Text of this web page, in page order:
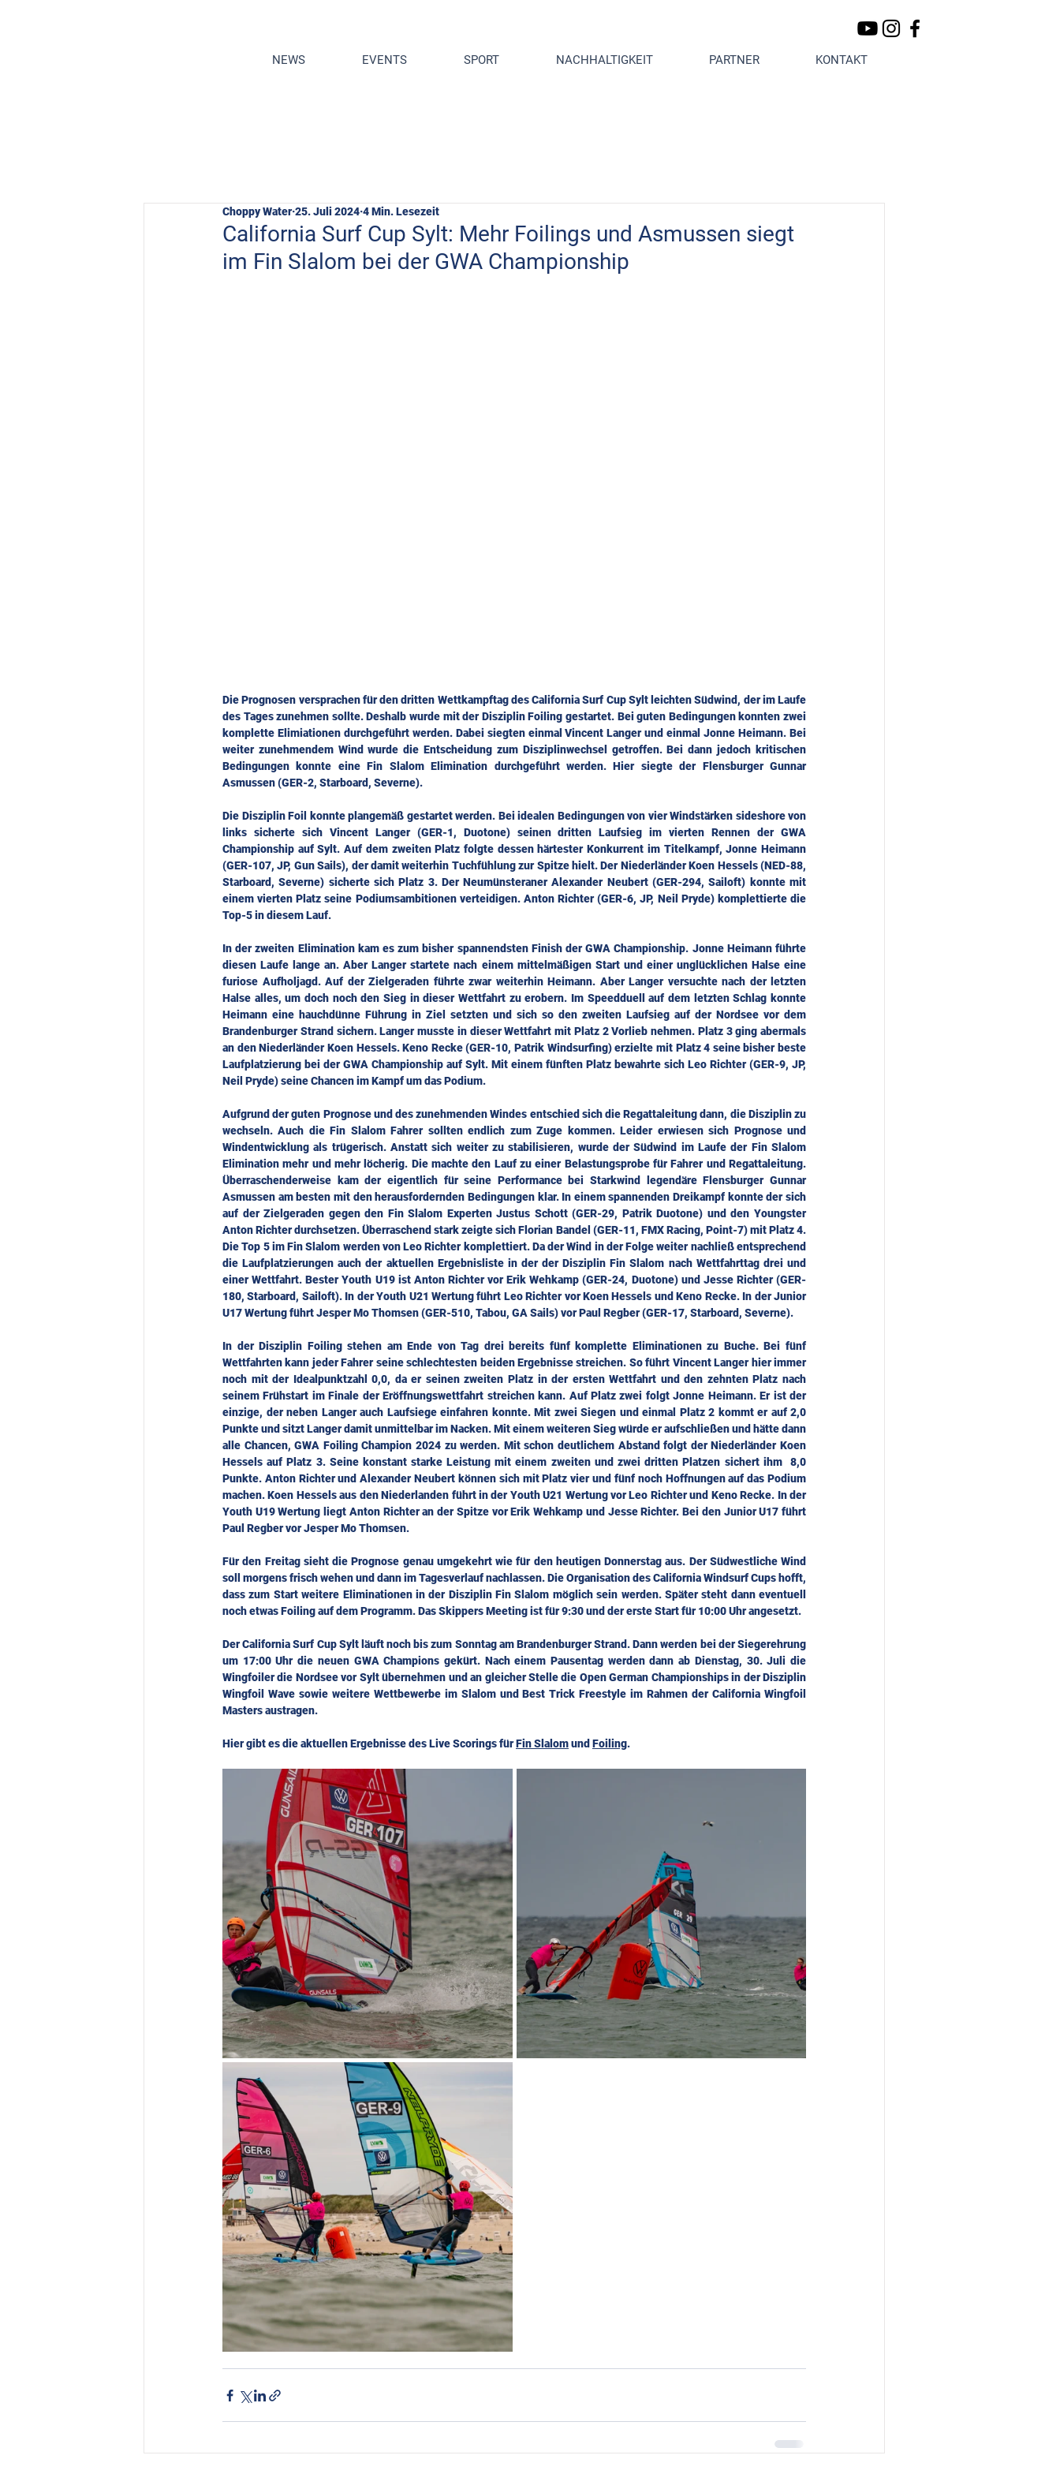
NEWS EVENTS SPORT NACHHALTIGKEIT PARTNER KONTAKT
California Surf Cup Sylt: Mehr Foilings und Asmussen siegt
im Fin Slalom bei der GWA Championship
Choppy Water 25. Juli 2024 4 Min. Lesezeit
Die Prognosen versprachen für den dritten Wettkampftag des California Surf Cup Sylt leichten Südwind, der im Laufe
des Tages zunehmen sollte. Deshalb wurde mit der Disziplin Foiling gestartet. Bei guten Bedingungen konnten zwei
komplette Elimiationen durchgeführt werden. Dabei siegten einmal Vincent Langer und einmal Jonne Heimann. Bei
weiter zunehmendem Wind wurde die Entscheidung zum Disziplinwechsel getroffen. Bei dann jedoch kritischen
Bedingungen konnte eine Fin Slalom Elimination durchgeführt werden. Hier siegte der Flensburger Gunnar
Asmussen (GER-2, Starboard, Severne).
Die Disziplin Foil konnte plangemäß gestartet werden. Bei idealen Bedingungen von vier Windstärken sideshore von
links sicherte sich Vincent Langer (GER-1, Duotone) seinen dritten Laufsieg im vierten Rennen der GWA
Championship auf Sylt. Auf dem zweiten Platz folgte dessen härtester Konkurrent im Titelkampf, Jonne Heimann
(GER-107, JP, Gun Sails), der damit weiterhin Tuchfühlung zur Spitze hielt. Der Niederländer Koen Hessels (NED-88,
Starboard, Severne) sicherte sich Platz 3. Der Neumünsteraner Alexander Neubert (GER-294, Sailoft) konnte mit
einem vierten Platz seine Podiumsambitionen verteidigen. Anton Richter (GER-6, JP, Neil Pryde) komplettierte die
Top-5 in diesem Lauf.
In der zweiten Elimination kam es zum bisher spannendsten Finish der GWA Championship. Jonne Heimann führte
diesen Laufe lange an. Aber Langer startete nach einem mittelmäßigen Start und einer unglücklichen Halse eine
furiose Aufholjagd. Auf der Zielgeraden führte zwar weiterhin Heimann. Aber Langer versuchte nach der letzten
Halse alles, um doch noch den Sieg in dieser Wettfahrt zu erobern. Im Speedduell auf dem letzten Schlag konnte
Heimann eine hauchdünne Führung in Ziel setzten und sich so den zweiten Laufsieg auf der Nordsee vor dem
Brandenburger Strand sichern. Langer musste in dieser Wettfahrt mit Platz 2 Vorlieb nehmen. Platz 3 ging abermals
an den Niederländer Koen Hessels. Keno Recke (GER-10, Patrik Windsurfing) erzielte mit Platz 4 seine bisher beste
Laufplatzierung bei der GWA Championship auf Sylt. Mit einem fünften Platz bewahrte sich Leo Richter (GER-9, JP,
Neil Pryde) seine Chancen im Kampf um das Podium.
Aufgrund der guten Prognose und des zunehmenden Windes entschied sich die Regattaleitung dann, die Disziplin zu
wechseln. Auch die Fin Slalom Fahrer sollten endlich zum Zuge kommen. Leider erwiesen sich Prognose und
Windentwicklung als trügerisch. Anstatt sich weiter zu stabilisieren, wurde der Südwind im Laufe der Fin Slalom
Elimination mehr und mehr löcherig. Die machte den Lauf zu einer Belastungsprobe für Fahrer und Regattaleitung.
Überraschenderweise kam der eigentlich für seine Performance bei Starkwind legendäre Flensburger Gunnar
Asmussen am besten mit den herausfordernden Bedingungen klar. In einem spannenden Dreikampf konnte der sich
auf der Zielgeraden gegen den Fin Slalom Experten Justus Schott (GER-29, Patrik Duotone) und den Youngster
Anton Richter durchsetzen. Überraschend stark zeigte sich Florian Bandel (GER-11, FMX Racing, Point-7) mit Platz 4.
Die Top 5 im Fin Slalom werden von Leo Richter komplettiert. Da der Wind in der Folge weiter nachließ entsprechend
die Laufplatzierungen auch der aktuellen Ergebnisliste in der der Disziplin Fin Slalom nach Wettfahrttag drei und
einer Wettfahrt. Bester Youth U19 ist Anton Richter vor Erik Wehkamp (GER-24, Duotone) und Jesse Richter (GER-
180, Starboard, Sailoft). In der Youth U21 Wertung führt Leo Richter vor Koen Hessels und Keno Recke. In der Junior
U17 Wertung führt Jesper Mo Thomsen (GER-510, Tabou, GA Sails) vor Paul Regber (GER-17, Starboard, Severne).
In der Disziplin Foiling stehen am Ende von Tag drei bereits fünf komplette Eliminationen zu Buche. Bei fünf
Wettfahrten kann jeder Fahrer seine schlechtesten beiden Ergebnisse streichen. So führt Vincent Langer hier immer
noch mit der Idealpunktzahl 0,0, da er seinen zweiten Platz in der ersten Wettfahrt und den zehnten Platz nach
seinem Frühstart im Finale der Eröffnungswettfahrt streichen kann. Auf Platz zwei folgt Jonne Heimann. Er ist der
einzige, der neben Langer auch Laufsiege einfahren konnte. Mit zwei Siegen und einmal Platz 2 kommt er auf 2,0
Punkte und sitzt Langer damit unmittelbar im Nacken. Mit einem weiteren Sieg würde er aufschließen und hätte dann
alle Chancen, GWA Foiling Champion 2024 zu werden. Mit schon deutlichem Abstand folgt der Niederländer Koen
Hessels auf Platz 3. Seine konstant starke Leistung mit einem zweiten und zwei dritten Platzen sichert ihm  8,0
Punkte. Anton Richter und Alexander Neubert können sich mit Platz vier und fünf noch Hoffnungen auf das Podium
machen. Koen Hessels aus den Niederlanden führt in der Youth U21 Wertung vor Leo Richter und Keno Recke. In der
Youth U19 Wertung liegt Anton Richter an der Spitze vor Erik Wehkamp und Jesse Richter. Bei den Junior U17 führt
Paul Regber vor Jesper Mo Thomsen.
Für den Freitag sieht die Prognose genau umgekehrt wie für den heutigen Donnerstag aus. Der Südwestliche Wind
soll morgens frisch wehen und dann im Tagesverlauf nachlassen. Die Organisation des California Windsurf Cups hofft,
dass zum Start weitere Eliminationen in der Disziplin Fin Slalom möglich sein werden. Später steht dann eventuell
noch etwas Foiling auf dem Programm. Das Skippers Meeting ist für 9:30 und der erste Start für 10:00 Uhr angesetzt.
Der California Surf Cup Sylt läuft noch bis zum Sonntag am Brandenburger Strand. Dann werden bei der Siegerehrung
um 17:00 Uhr die neuen GWA Champions gekürt. Nach einem Pausentag werden dann ab Dienstag, 30. Juli die
Wingfoiler die Nordsee vor Sylt übernehmen und an gleicher Stelle die Open German Championships in der Disziplin
Wingfoil Wave sowie weitere Wettbewerbe im Slalom und Best Trick Freestyle im Rahmen der California Wingfoil
Masters austragen.
Hier gibt es die aktuellen Ergebnisse des Live Scorings für Fin Slalom und Foiling.